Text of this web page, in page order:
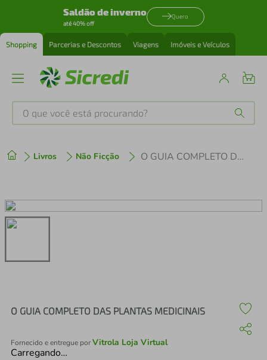
Saldão de inverno
até 40% off
Quero
Shopping Parcerias e Descontos Viagens Imóveis e Veículos
O que você está procurando?
Livros Não Ficção O GUIA COMPLETO DAS PLANTAS MEDICINAIS
O GUIA COMPLETO DAS PLANTAS MEDICINAIS
Fornecido e entregue porVitrola Loja Virtual
Carregando…
2º cafeteira